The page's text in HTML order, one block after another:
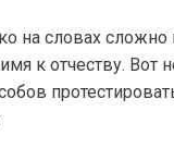
на словах сложно
к отчеству. Вот